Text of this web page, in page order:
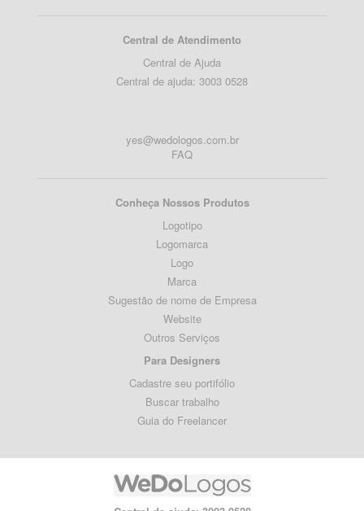
Central de Atendimento
Central de Ajuda
Central de ajuda: 3003 0528
yes@wedologos.com.br
FAQ
Conheça Nossos Produtos
Logotipo
Logomarca
Logo
Marca
Sugestão de nome de Empresa
Website
Outros Serviços
Para Designers
Cadastre seu portifólio
Buscar trabalho
Guia do Freelancer